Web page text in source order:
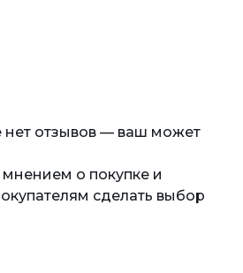
нет отзывов — ваш может
о покупке и
сделать выбор